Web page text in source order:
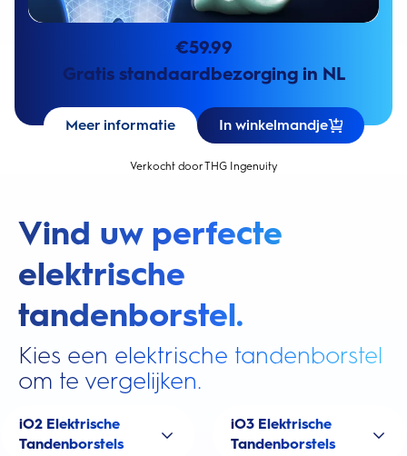
€59.99
Gratis standaardbezorging in NL
Meer informatie In winkelmandje
Verkocht door THG Ingenuity
Vind uw perfecte
elektrische
tandenborstel.
Kies een elektrische tandenborstel
om te vergelijken.
iO2 Elektrische
Tandenborstels
iO3 Elektrische
Tandenborstels